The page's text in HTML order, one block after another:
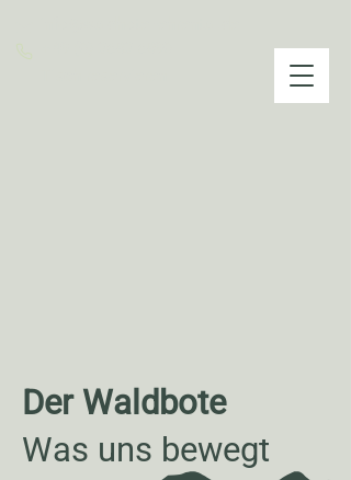
Der Waldbote
Was uns bewegt